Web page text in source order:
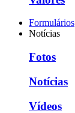
Formulários
Notícias
Fotos
Notícias
Vídeos